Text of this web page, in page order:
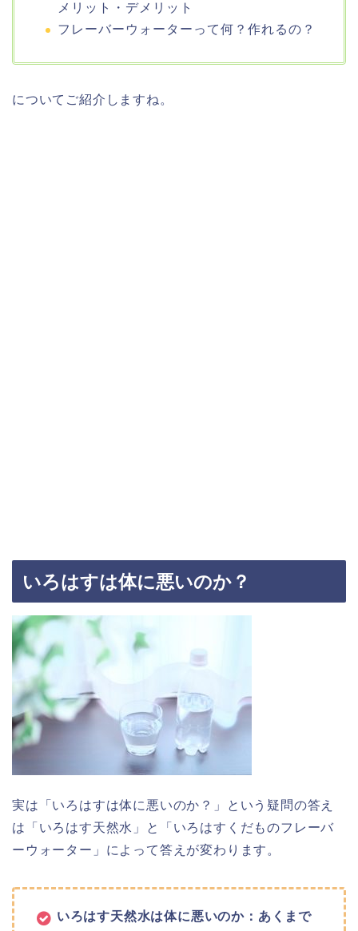
メリット・デメリット
フレーバーウォーターって何？作れるの？
についてご紹介しますね。
いろはすは体に悪いのか？
実は「いろはすは体に悪いのか？」という疑問の答え
は「いろはす天然水」と「いろはすくだものフレーバ
ーウォーター」によって答えが変わります。
いろはす天然水は体に悪いのか：あくまで